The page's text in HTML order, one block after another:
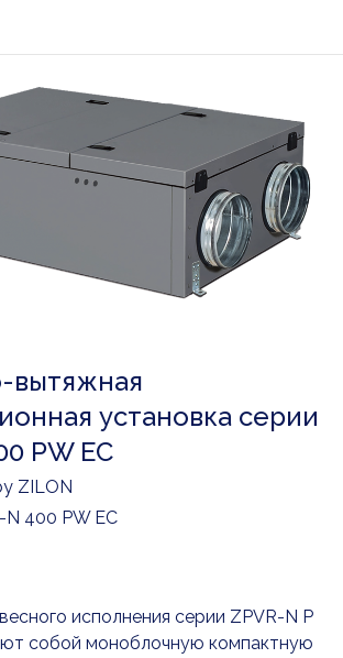
вытяжная
установка серии
PW EC
ZILON
N 400 PW EC
исполнения серии ZPVR-N P
собой моноблочную компактную